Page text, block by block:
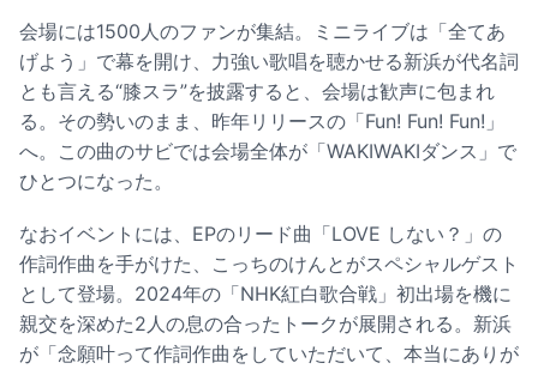
会場には1500人のファンが集結。ミニライブは「全てあ
げよう」で幕を開け、力強い歌唱を聴かせる新浜が代名詞
とも言える“膝スラ”を披露すると、会場は歓声に包まれ
る。その勢いのまま、昨年リリースの「Fun! Fun! Fun!」
へ。この曲のサビでは会場全体が「WAKIWAKIダンス」で
ひとつになった。
なおイベントには、EPのリード曲「LOVE しない？」の
作詞作曲を手がけた、こっちのけんとがスペシャルゲスト
として登場。2024年の「NHK紅白歌合戦」初出場を機に
親交を深めた2人の息の合ったトークが展開される。新浜
が「念願叶って作詞作曲をしていただいて、本当にありが